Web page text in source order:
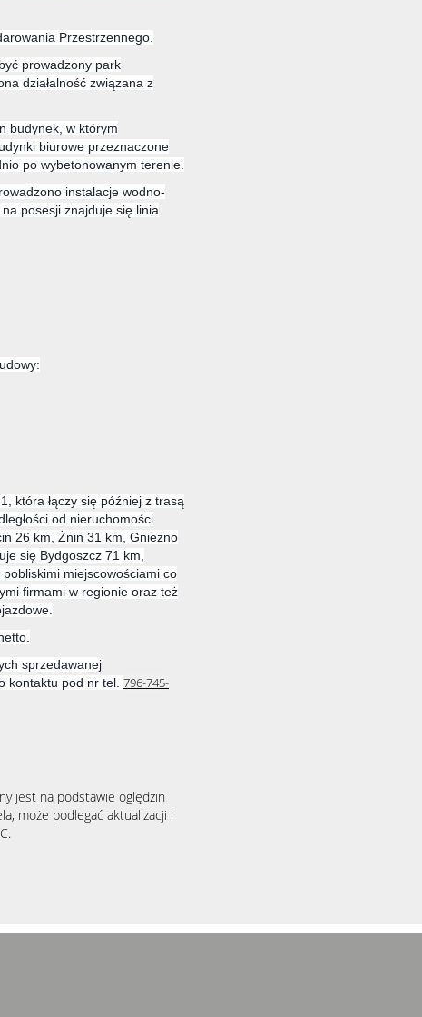
Przestrzennego.
prowadzony park
działalność związana z
budynek, w którym
biurowe przeznaczone
po wybetonowanym terenie.
instalacje wodno-
posesji znajduje się linia
która łączy się później z trasą
od nieruchomości
26 km, Żnin 31 km, Gniezno
się Bydgoszcz 71 km,
miejscowościami co
firmami w regionie oraz też
sprzedawanej
kontaktu pod nr tel. 796-745-
jest na podstawie oględzin
może podlegać aktualizacji i